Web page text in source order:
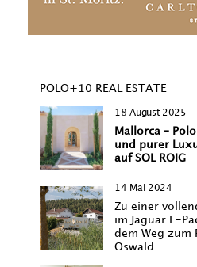
POLO+10 REAL ESTATE
18 August 2025
Mallorca –
und purer
auf SOL ROIG
14 Mai 2024
Zu einer
im Jaguar F-
dem Weg zum
Oswald